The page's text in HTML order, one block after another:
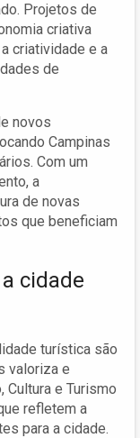
Projetos de
criativa
criatividade e a
de
novos
Campinas
Com um
a
de novas
que beneficiam
cidade
turística são
valoriza e
Cultura e Turismo
refletem a
para a cidade.